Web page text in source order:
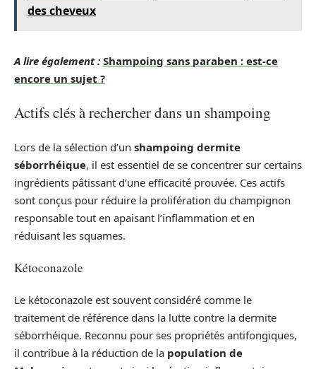
des cheveux
A lire également : Shampoing sans paraben : est-ce
encore un sujet ?
Actifs clés à rechercher dans un shampoing
Lors de la sélection d’un shampoing dermite
séborrhéique, il est essentiel de se concentrer sur certains
ingrédients pâtissant d’une efficacité prouvée. Ces actifs
sont conçus pour réduire la prolifération du champignon
responsable tout en apaisant l’inflammation et en
réduisant les squames.
Kétoconazole
Le kétoconazole est souvent considéré comme le
traitement de référence dans la lutte contre la dermite
séborrhéique. Reconnu pour ses propriétés antifongiques,
il contribue à la réduction de la population de